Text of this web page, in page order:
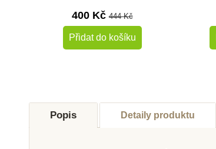
400 Kč444 Kč
Přidat do košíku
Do školy Do školy
Popis Detaily produktu